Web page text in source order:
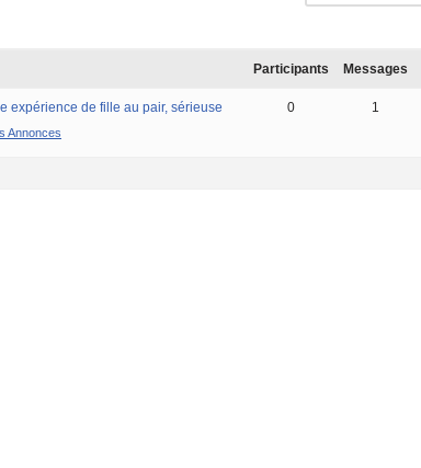
Participants Messages
expérience de fille au pair, sérieuse
Annonces
0 1